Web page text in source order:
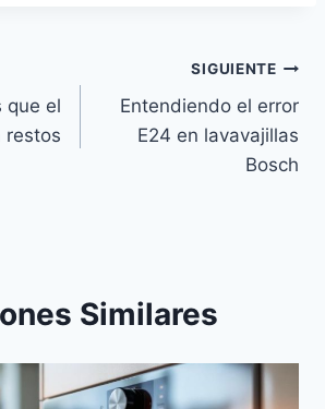
que el
restos
SIGUIENTE
Entendiendo el error
E24 en lavavajillas
Bosch
Similares